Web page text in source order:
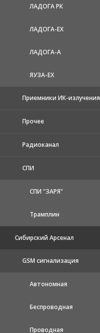
ЛАДОГА РК
ЛАДОГА-EX
ЛАДОГА-А
ЯУЗА-ЕХ
Приемники ИК-излучения
Прочее
Радиоканал
СПИ
СПИ "ЗАРЯ"
Трамплин
Сибирский Арсенал
GSM сигнализация
Автономная
Беспроводная
Проводная